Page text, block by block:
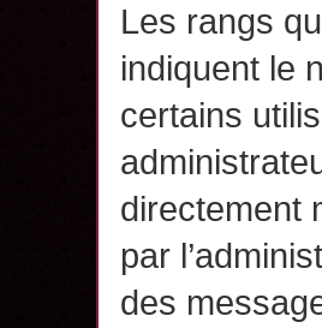
Les rangs
indiquent le
certains
directement
par
des